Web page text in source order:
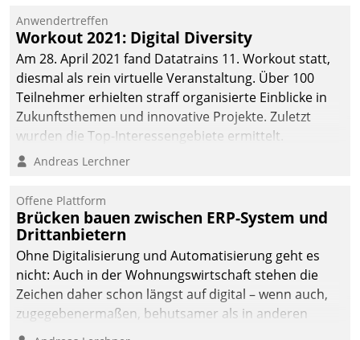
Cloud-Strategien und -
Lösungen mit hohem
Zukunftspotenzial.
Anwendertreffen
Workout 2021: Digital Diversity
Am 28. April 2021 fand Datatrains 11. Workout statt,
diesmal als rein virtuelle Veranstaltung. Über 100
Teilnehmer erhielten straff organisierte Einblicke in
Zukunftsthemen und innovative Projekte. Zuletzt
wurden die Top-Interessengebiete ermittelt.
Andreas Lerchner
Offene Plattform
Brücken bauen zwischen ERP-System und
Drittanbietern
Ohne Digitalisierung und Automatisierung geht es
nicht: Auch in der Wohnungswirtschaft stehen die
Zeichen daher schon längst auf digital – wenn auch,
zugegebenermaßen, behutsamer als in anderen
Branchen.